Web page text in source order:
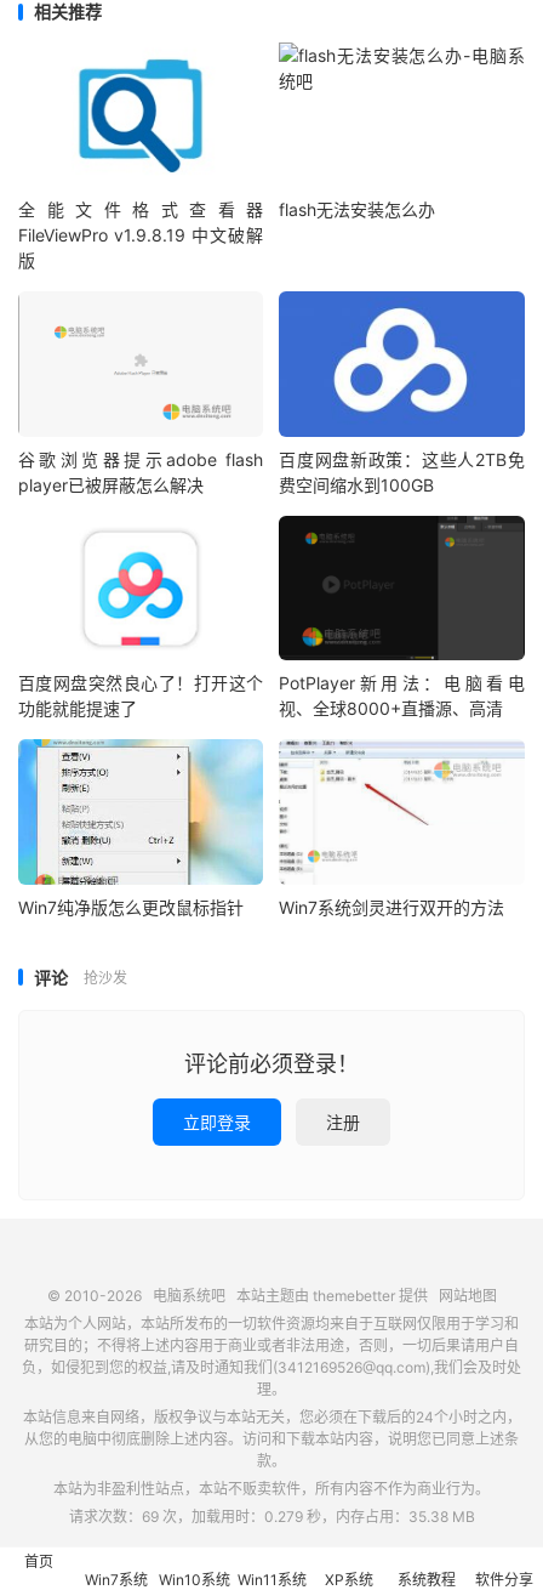
相关推荐
全能文件格式查看器
FileViewPro v1.9.8.19 中文破解
版
flash无法安装怎么办
谷歌浏览器提示adobe flash
player已被屏蔽怎么解决
百度网盘新政策：这些人2TB免
费空间缩水到100GB
百度网盘突然良心了！打开这个
功能就能提速了
PotPlayer新用法：电脑看电
视、全球8000+直播源、高清
Win7纯净版怎么更改鼠标指针 Win7系统剑灵进行双开的方法
评论 抢沙发
评论前必须登录！
立即登录 注册
© 2010-2026 电脑系统吧本站主题由 themebetter提供
网站地图
本站为个人网站，本站所发布的一切软件资源均来自于互联网仅限用于学习和
研究目的；不得将上述内容用于商业或者非法用途，否则，一切后果请用户自
负，如侵犯到您的权益,请及时通知我们(3412169526@qq.com),我们会及时处
理。
本站信息来自网络，版权争议与本站无关，您必须在下载后的24个小时之内，
从您的电脑中彻底删除上述内容。访问和下载本站内容，说明您已同意上述条
款。
本站为非盈利性站点，本站不贩卖软件，所有内容不作为商业行为。
请求次数：69 次，加载用时：0.279 秒，内存占用：35.38 MB
首页
Win7系统 Win10系统 Win11系统 XP系统 系统教程 软件分享